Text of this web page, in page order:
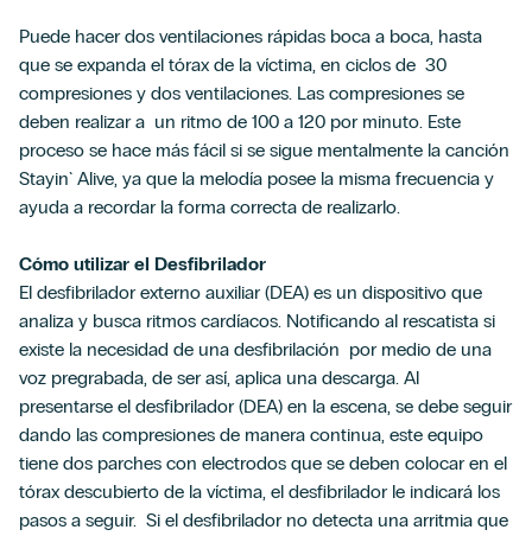
Puede hacer dos ventilaciones rápidas boca a boca, hasta
que se expanda el tórax de la víctima, en ciclos de 30
compresiones y dos ventilaciones. Las compresiones se
deben realizar a un ritmo de 100 a 120 por minuto. Este
proceso se hace más fácil si se sigue mentalmente la canción
Stayin` Alive, ya que la melodía posee la misma frecuencia y
ayuda a recordar la forma correcta de realizarlo.
Cómo utilizar el Desfibrilador
El desfibrilador externo auxiliar (DEA) es un dispositivo que
analiza y busca ritmos cardíacos. Notificando al rescatista si
existe la necesidad de una desfibrilación por medio de una
voz pregrabada, de ser así, aplica una descarga. Al
presentarse el desfibrilador (DEA) en la escena, se debe seguir
dando las compresiones de manera continua, este equipo
tiene dos parches con electrodos que se deben colocar en el
tórax descubierto de la víctima, el desfibrilador le indicará los
pasos a seguir. Si el desfibrilador no detecta una arritmia que